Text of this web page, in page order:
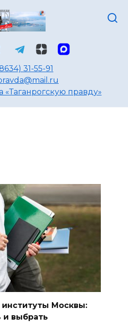
31-55-91
«Таганрогскую правду»
Москвы:
и выбрать